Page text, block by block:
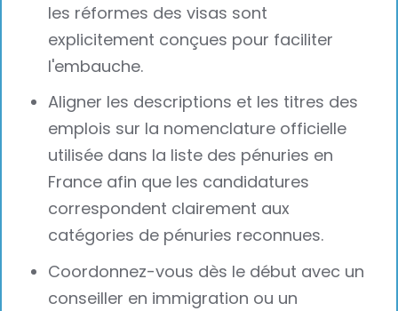
les réformes des visas sont
explicitement conçues pour faciliter
l'embauche.
Aligner les descriptions et les titres des
emplois sur la nomenclature officielle
utilisée dans la liste des pénuries en
France afin que les candidatures
correspondent clairement aux
catégories de pénuries reconnues.
Coordonnez-vous dès le début avec un
conseiller en immigration ou un